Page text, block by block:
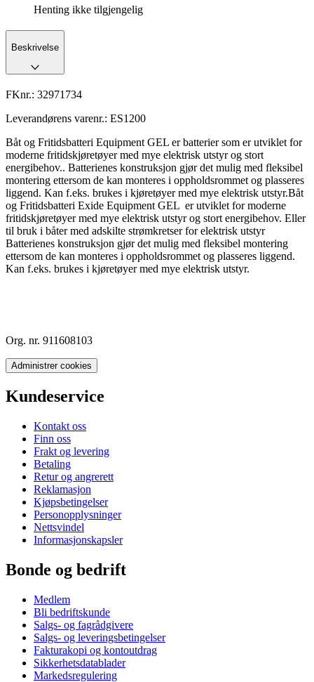
Henting ikke tilgjengelig
Beskrivelse
FKnr.: 32971734
Leverandørens varenr.: ES1200
Båt og Fritidsbatteri Equipment GEL er batterier som er utviklet for
moderne fritidskjøretøyer med mye elektrisk utstyr og stort
energibehov.. Batterienes konstruksjon gjør det mulig med fleksibel
montering ettersom de kan monteres i oppholdsrommet og plasseres
liggend. Kan f.eks. brukes i kjøretøyer med mye elektrisk utstyr.Båt
og Fritidsbatteri Exide Equipment GEL er utviklet for moderne
fritidskjøretøyer med mye elektrisk utstyr og stort energibehov. Eller
til bruk i båter med adskilte strømkretser for elektrisk utstyr
Batterienes konstruksjon gjør det mulig med fleksibel montering
ettersom de kan monteres i oppholdsrommet og plasseres liggend.
Kan f.eks. brukes i kjøretøyer med mye elektrisk utstyr.
Org. nr. 911608103
Administrer cookies
Kundeservice
Kontakt oss
Finn oss
Frakt og levering
Betaling
Retur og angrerett
Reklamasjon
Kjøpsbetingelser
Personopplysninger
Nettsvindel
Informasjonskapsler
Bonde og bedrift
Medlem
Bli bedriftskunde
Salgs- og fagrådgivere
Salgs- og leveringsbetingelser
Fakturakopi og kontoutdrag
Sikkerhetsdatablader
Markedsregulering